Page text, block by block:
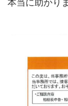
本当に助かり